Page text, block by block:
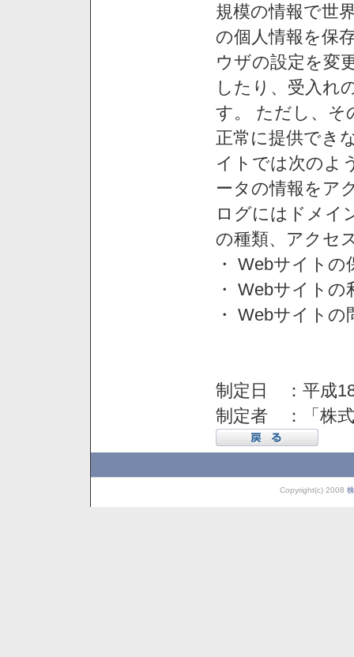
規模の情報で世
の個人情報を保
ウザの設定を変
したり、受入れ
す。 ただし、そ
正常に提供でき
イトでは次のよ
ータの情報をア
ログにはドメイ
の種類、アクセ
・ Webサイトの
・ Webサイト
・ Webサイト
制定日 ：平成
制定者 ：「株
Copyright(c) 2008